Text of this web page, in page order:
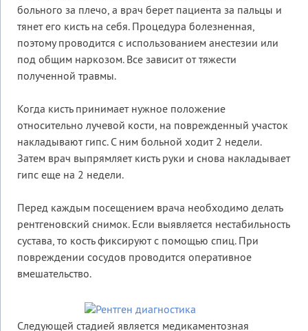
больного за плечо, а врач берет пациента за пальцы и
тянет его кисть на себя. Процедура болезненная,
поэтому проводится с использованием анестезии или
под общим наркозом. Все зависит от тяжести
полученной травмы.
Когда кисть принимает нужное положение
относительно лучевой кости, на поврежденный участок
накладывают гипс. С ним больной ходит 2 недели.
Затем врач выпрямляет кисть руки и снова накладывает
гипс еще на 2 недели.
Перед каждым посещением врача необходимо делать
рентгеновский снимок. Если выявляется нестабильность
сустава, то кость фиксируют с помощью спиц. При
повреждении сосудов проводится оперативное
вмешательство.
Следующей стадией является медикаментозная